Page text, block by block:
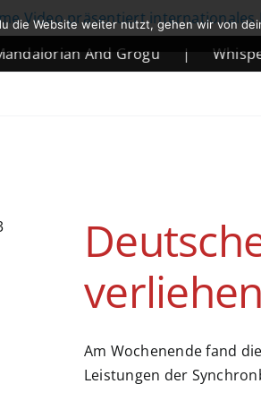
Video präsentiert internationales
And Grogu
verliehen
Am Wochenende fand
Leistungen der
die Website weiter nutzt, gehen wir von